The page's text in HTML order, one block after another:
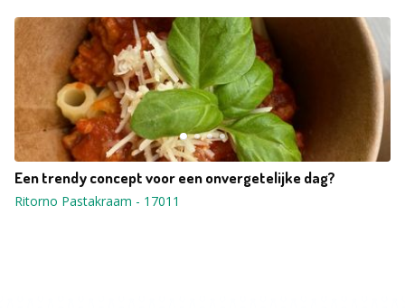
Een trendy concept voor een onvergetelijke dag?
Ritorno Pastakraam - 17011